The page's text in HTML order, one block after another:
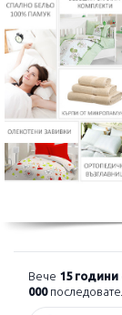
Вече 15 години
000